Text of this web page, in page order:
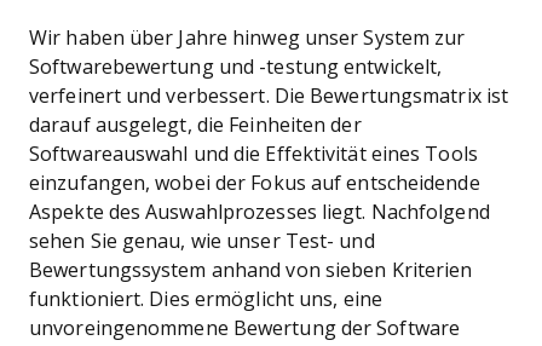
Wir haben über Jahre hinweg unser System zur
Softwarebewertung und -testung entwickelt,
verfeinert und verbessert. Die Bewertungsmatrix ist
darauf ausgelegt, die Feinheiten der
Softwareauswahl und die Effektivität eines Tools
einzufangen, wobei der Fokus auf entscheidende
Aspekte des Auswahlprozesses liegt. Nachfolgend
sehen Sie genau, wie unser Test- und
Bewertungssystem anhand von sieben Kriterien
funktioniert. Dies ermöglicht uns, eine
unvoreingenommene Bewertung der Software